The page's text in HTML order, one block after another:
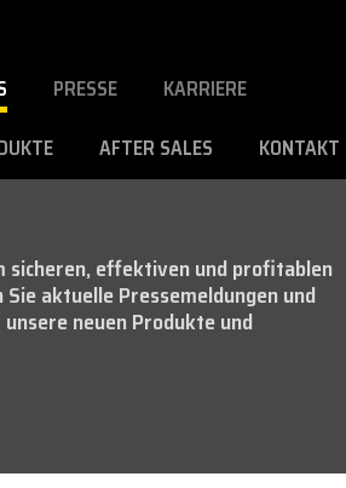
PRESSE KARRIERE
AFTER SALES KONTAKT
sicheren, effektiven und profitablen
aktuelle Pressemeldungen und
neuen Produkte und